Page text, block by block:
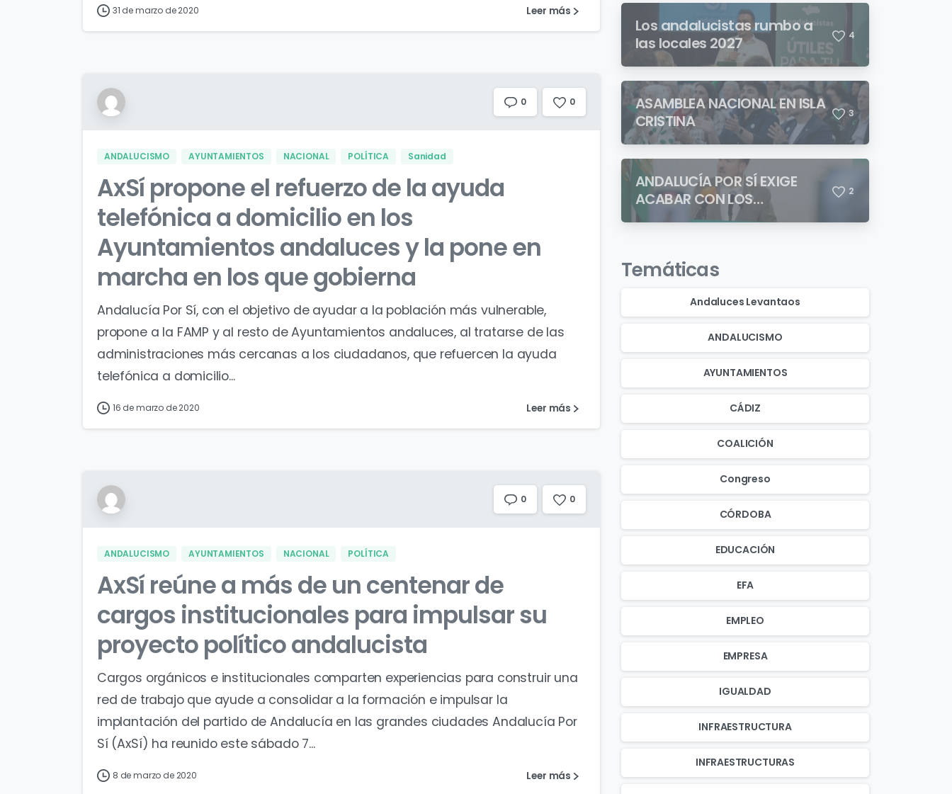
31 de marzo de 2020 Leer más
0 0
ANDALUCISMO AYUNTAMIENTOS NACIONAL POLÍTICA Sanidad
AxSí propone el refuerzo de la ayuda
telefónica a domicilio en los
Ayuntamientos andaluces y la pone en
marcha en los que gobierna
Andalucía Por Sí, con el objetivo de ayudar a la población más vulnerable,
propone a la FAMP y al resto de Ayuntamientos andaluces, al tratarse de las
administraciones más cercanas a los ciudadanos, que refuercen la ayuda
telefónica a domicilio...
16 de marzo de 2020 Leer más
0 0
ANDALUCISMO AYUNTAMIENTOS NACIONAL POLÍTICA
AxSí reúne a más de un centenar de
cargos institucionales para impulsar su
proyecto político andalucista
Cargos orgánicos e institucionales comparten experiencias para construir una
red de trabajo que ayude a consolidar a la formación e impulsar la
implantación del partido de Andalucía en las grandes ciudades Andalucía Por
Sí (AxSí) ha reunido este sábado 7...
8 de marzo de 2020 Leer más
Los andalucistas rumbo a
las locales 2027
4
ASAMBLEA NACIONAL EN ISLA
CRISTINA
3
ANDALUCÍA POR SÍ EXIGE
ACABAR CON LOS
ASENTAMIENTOS
2
Temáticas
Andaluces Levantaos
ANDALUCISMO
AYUNTAMIENTOS
CÁDIZ
COALICIÓN
Congreso
CÓRDOBA
EDUCACIÓN
EFA
EMPLEO
EMPRESA
IGUALDAD
INFRAESTRUCTURA
INFRAESTRUCTURAS